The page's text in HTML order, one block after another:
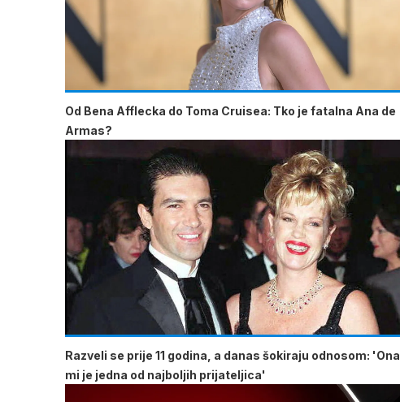
Od Bena Afflecka do Toma Cruisea: Tko je fatalna Ana de
Armas?
Razveli se prije 11 godina, a danas šokiraju odnosom: 'Ona
mi je jedna od najboljih prijateljica'